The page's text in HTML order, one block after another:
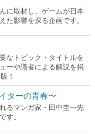
に取材し、ゲームが日本
た影響を探る企画です。
なトピック・タイトルを
ーや識者による解説を掲
！
ターの青春〜
るマンガ家・田中圭一先
す。